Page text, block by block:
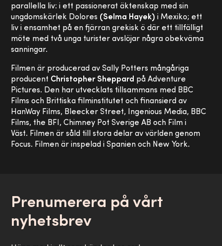
parallella liv: i ett passionerat äktenskap med sin
ungdomskärlek Dolores (Selma Hayek) i Mexiko; ett
liv i ensamhet på en fjärran grekisk ö där ett tillfälligt
möte med två unga turister avslöjar några obekväma
sanningar.
Filmen är producerad av Sally Potters mångåriga
producent Christopher Sheppard på Adventure
Pictures. Den har utvecklats tillsammans med BBC
Films och Brittiska filminstitutet och finansierd av
HanWay Films, Bleecker Street, Ingenious Media, BBC
Films, the BFI, Chimney Pot Sverige AB och Film i
Väst. Filmen är såld till stora delar av världen genom
Focus. Filmen är inspelad i Spanien och New York.
Prenumerera på vårt
nyhetsbrev